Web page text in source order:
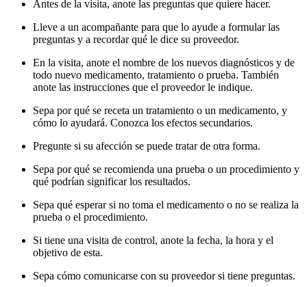
Antes de la visita, anote las preguntas que quiere hacer.
Lleve a un acompañante para que lo ayude a formular las
preguntas y a recordar qué le dice su proveedor.
En la visita, anote el nombre de los nuevos diagnósticos y de
todo nuevo medicamento, tratamiento o prueba. También
anote las instrucciones que el proveedor le indique.
Sepa por qué se receta un tratamiento o un medicamento, y
cómo lo ayudará. Conozca los efectos secundarios.
Pregunte si su afección se puede tratar de otra forma.
Sepa por qué se recomienda una prueba o un procedimiento y
qué podrían significar los resultados.
Sepa qué esperar si no toma el medicamento o no se realiza la
prueba o el procedimiento.
Si tiene una visita de control, anote la fecha, la hora y el
objetivo de esta.
Sepa cómo comunicarse con su proveedor si tiene preguntas.